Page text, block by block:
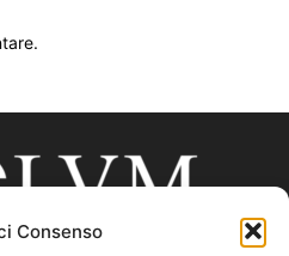
Consenso